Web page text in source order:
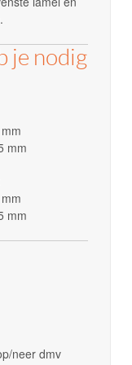
je nodig
mm
mm
neer dmv